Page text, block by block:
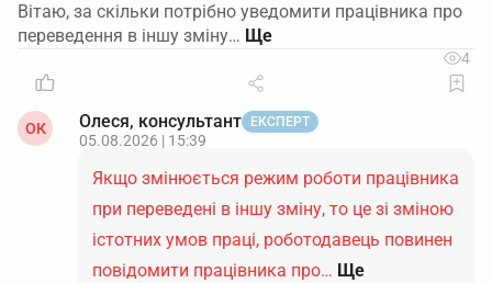
Вітаю, за скільки потрібно уведомити працівника про
переведення в іншу зміну…
4
ОК Олеся, консультант ЕКСПЕРТ
05.08.2026 | 15:39
Якщо змінюється режим роботи працівника
при переведені в іншу зміну, то це зі зміною
істотних умов праці, роботодавець повинен
повідомити працівника про… Ще